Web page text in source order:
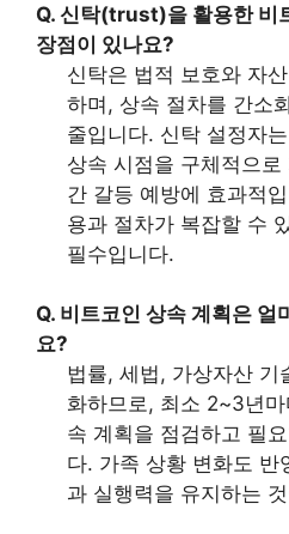
Q. 신탁(trust)을 활용한 비
장점이 있나요?
신탁은 법적 보호와 자
하며, 상속 절차를 간소
줄입니다. 신탁 설정자
상속 시점을 구체적으
간 갈등 예방에 효과적
용과 절차가 복잡할 수
필수입니다.
Q. 비트코인 상속 계획은 얼
요?
법률, 세법, 가상자산 기
화하므로, 최소 2~3년
속 계획을 점검하고 필
다. 가족 상황 변화도 반
과 실행력을 유지하는